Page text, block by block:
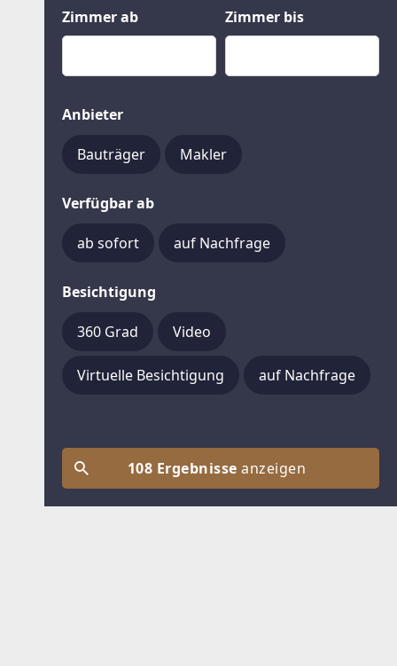
Zimmer ab Zimmer bis
Anbieter
Bauträger Makler
Verfügbar ab
ab sofort auf Nachfrage
Besichtigung
360 Grad Video
Virtuelle Besichtigung auf Nachfrage
108 Ergebnisseanzeigen